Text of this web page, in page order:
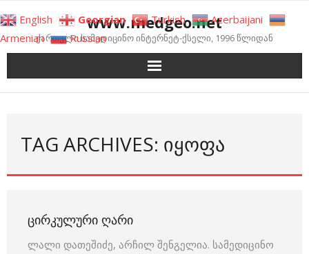
to
content
www.medgeo.net
ქართული სამედიცინო ინტერნეტ-ქსელი, 1996 წლიდან
TAG ARCHIVES: ᲘᲧᲝᲤᲐ
ᲪᲘᲠᲙᲣᲚᲣᲠᲘ ᲦᲐᲠᲘ
ლალი დათეშიძე, არჩილ შენგელია. სამედიცინო
English Georgian Turkish
Azerbaijani
Armenian
Russian